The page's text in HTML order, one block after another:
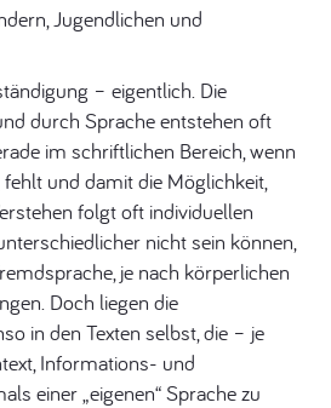
Jugendlichen und
– eigentlich. Die
durch Sprache entstehen oft
im schriftlichen Bereich, wenn
und damit die Möglichkeit,
folgt oft individuellen
nicht sein können,
je nach körperlichen
Doch liegen die
in den Texten selbst, die – je
Informations- und
einer „eigenen“ Sprache zu